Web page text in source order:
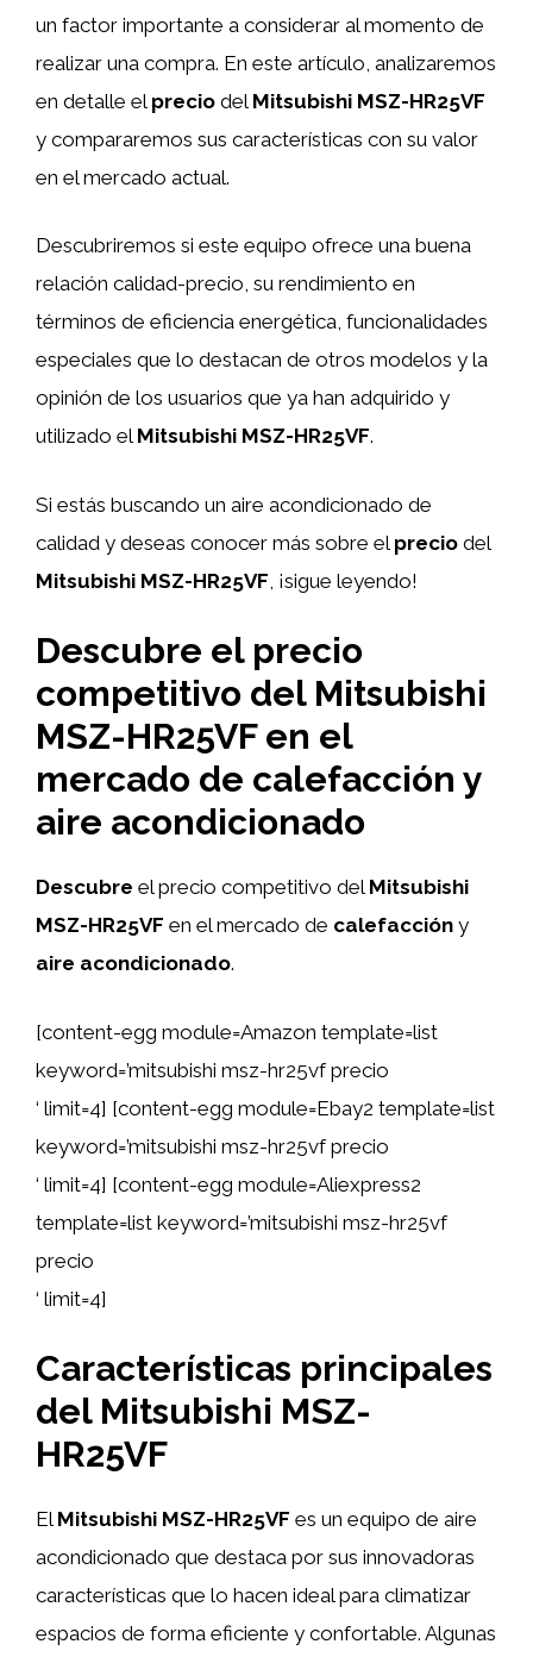
un factor importante a considerar al momento de
realizar una compra. En este artículo, analizaremos
en detalle el precio del Mitsubishi MSZ-HR25VF
y compararemos sus características con su valor
en el mercado actual.
Descubriremos si este equipo ofrece una buena
relación calidad-precio, su rendimiento en
términos de eficiencia energética, funcionalidades
especiales que lo destacan de otros modelos y la
opinión de los usuarios que ya han adquirido y
utilizado el Mitsubishi MSZ-HR25VF.
Si estás buscando un aire acondicionado de
calidad y deseas conocer más sobre el precio del
Mitsubishi MSZ-HR25VF , ¡sigue leyendo!
Descubre el precio
competitivo del Mitsubishi
MSZ-HR25VF en el
mercado de calefacción y
aire acondicionado
Descubre el precio competitivo del Mitsubishi
MSZ-HR25VF en el mercado de calefacción y
aire acondicionado.
[content-egg module=Amazon template=list
keyword=’mitsubishi msz-hr25vf precio
‘ limit=4] [content-egg module=Ebay2 template=list
keyword=’mitsubishi msz-hr25vf precio
‘ limit=4] [content-egg module=Aliexpress2
template=list keyword=’mitsubishi msz-hr25vf
precio
‘ limit=4]
Características principales
del Mitsubishi MSZ-
HR25VF
El Mitsubishi MSZ-HR25VF es un equipo de aire
acondicionado que destaca por sus innovadoras
características que lo hacen ideal para climatizar
espacios de forma eficiente y confortable. Algunas